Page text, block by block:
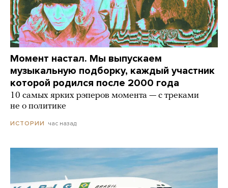
Момент настал. Мы выпускаем
музыкальную подборку, каждый участник
которой родился после 2000 года
10 самых ярких рэперов момента — с треками
не о политике
ИСТОРИИ час назад